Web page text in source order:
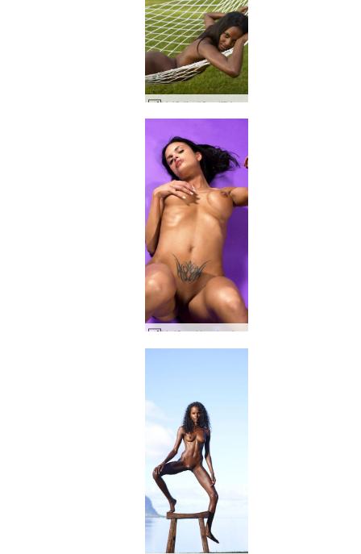
Valērija šūpuļtīkls 1. daļa #44
Helēna Karela violeta #13